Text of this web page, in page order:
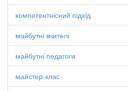
компетентнісний підхід
майбутні вчителі
майбутні педагоги
майстер-клас